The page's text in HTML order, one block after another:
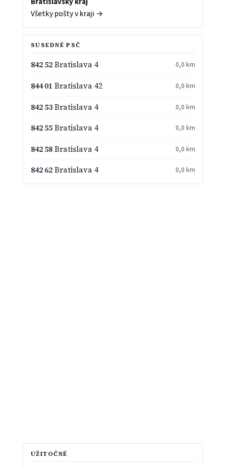
Všetky pošty v kraji →
SUSEDNÉ PSČ
842 52Bratislava 4 0,0 km
844 01 Bratislava 42 0,0 km
842 53Bratislava 4 0,0 km
842 55Bratislava 4 0,0 km
842 58Bratislava 4 0,0 km
842 62Bratislava 4 0,0 km
UŽITOČNÉ